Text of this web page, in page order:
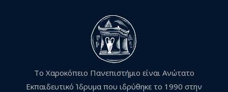
Το Χαροκόπειο Πανεπιστήμιο είναι Ανώτατο
Εκπαιδευτικό Ίδρυμα που ιδρύθηκε το 1990 στην